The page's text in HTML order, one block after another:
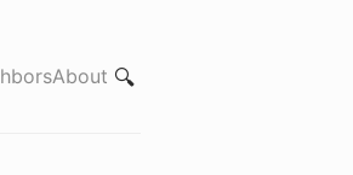
About 🔍